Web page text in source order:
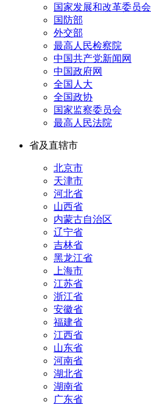
国家发展和改革委员会
国防部
外交部
最高人民检察院
中国共产党新闻网
中国政府网
全国人大
全国政协
国家监察委员会
最高人民法院
省及直辖市
北京市
天津市
河北省
山西省
内蒙古自治区
辽宁省
吉林省
黑龙江省
上海市
江苏省
浙江省
安徽省
福建省
江西省
山东省
河南省
湖北省
湖南省
广东省